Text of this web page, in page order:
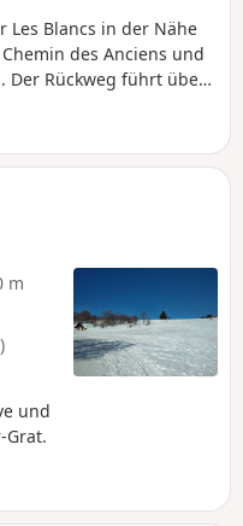
Les Blancs in der Nähe
des Anciens und
Der Rückweg führt über
m
und
Grat.